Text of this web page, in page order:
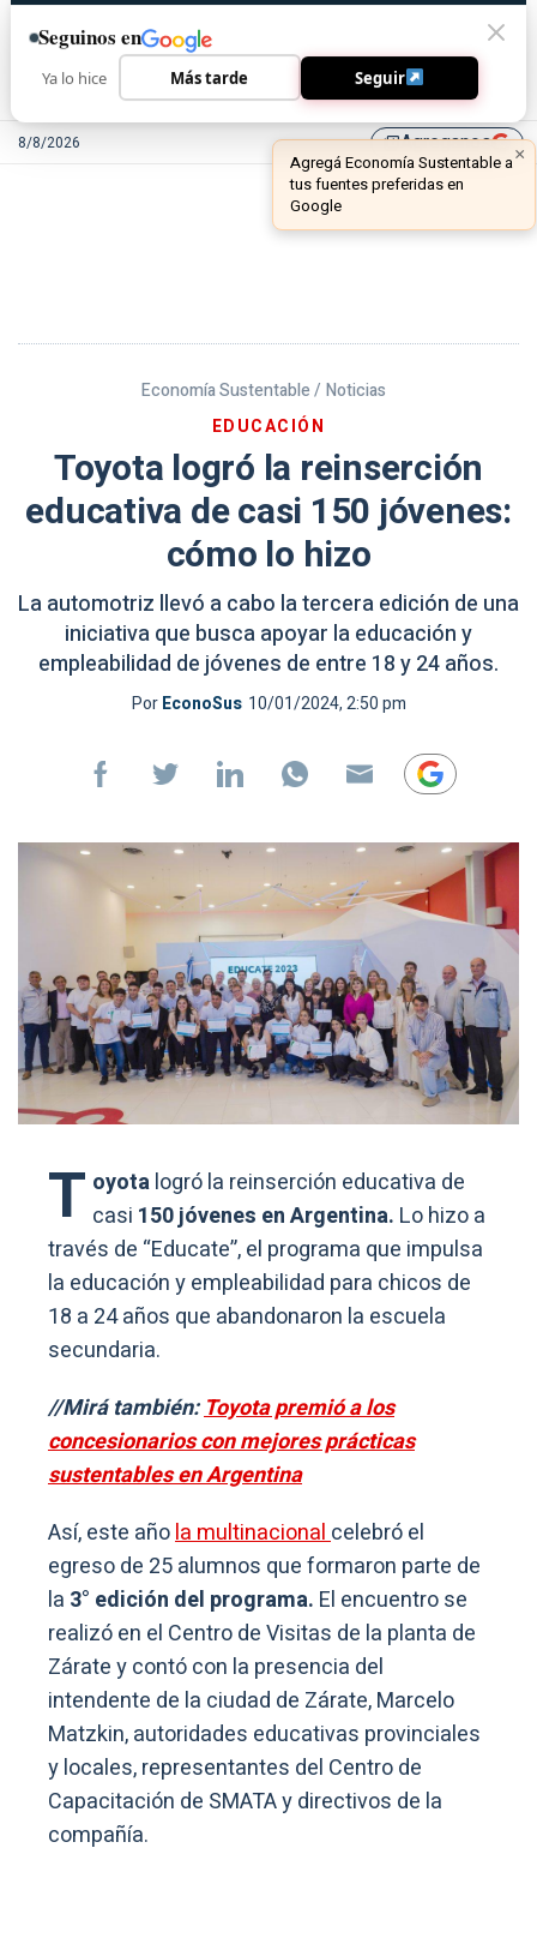
8/8/2026 library_addAgreganos
Economía Sustentable / Noticias
EDUCACIÓN
Toyota logró la reinserción
educativa de casi 150 jóvenes:
cómo lo hizo
La automotriz llevó a cabo la tercera edición de una
iniciativa que busca apoyar la educación y
empleabilidad de jóvenes de entre 18 y 24 años.
PorEconoSus 10/01/2024, 2:50 pm
T oyotalogró la reinserción educativa de
casi 150 jóvenes en Argentina. Lo hizo a
través de “Educate”, el programa que impulsa
la educación y empleabilidad para chicos de
18 a 24 años que abandonaron la escuela
secundaria.
//Mirá también:Toyota premió a los
concesionarios con mejores prácticas
sustentables en Argentina
Así, este añola multinacionalcelebró el
egreso de 25 alumnos que formaron parte de
la 3° edición del programa. El encuentro se
realizó en el Centro de Visitas de la planta de
Zárate y contó con la presencia del
intendente de la ciudad de Zárate, Marcelo
Matzkin, autoridades educativas provinciales
y locales, representantes del Centro de
Capacitación de SMATA y directivos de la
compañía.
Seguinos en
Ya lo hice Más tarde Seguir